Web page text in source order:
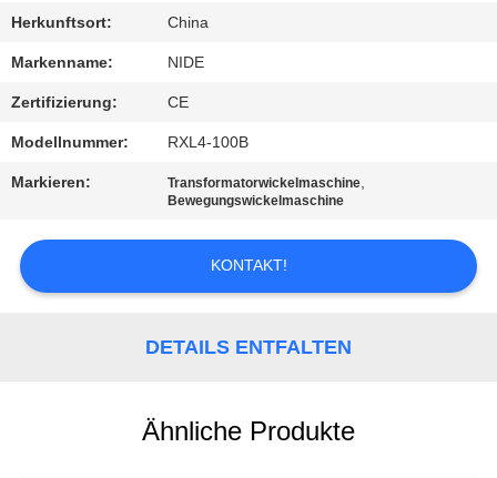
IN
VERBINDUNG
NACHRICHTEN
SIE EIN
ZITAT
Herkunftsort: China
Markenname: NIDE
Zertifizierung: CE
Modellnummer: RXL4-100B
Markieren: Transformatorwickelmaschine,
Bewegungswickelmaschine
KONTAKT!
DETAILS ENTFALTEN
Ähnliche Produkte